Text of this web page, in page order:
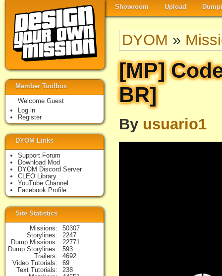
Showroom Upload
DYOM »
[MP]
BR]
By usuario1
Member Toolbox
Welcome Guest
Log in
Register
DYOM Links
Support Forum
Download Mod
DYOM Discord Server
CLEO Library
YouTube Channel
Facebook Profile
Site Statistics
Missions
50307
Storylines
2247
Dump Missions
22771
Dump Storylines
593
Trailers
4692
Video Tutorials
69
Text Tutorials
238